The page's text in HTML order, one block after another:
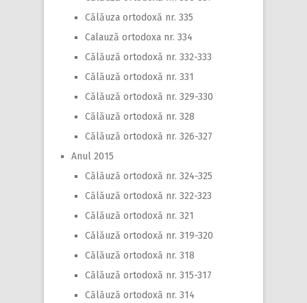
Călăuza ortodoxă nr. 335
Calauză ortodoxa nr. 334
Călăuză ortodoxă nr. 332-333
Călăuză ortodoxă nr. 331
Călăuză ortodoxă nr. 329-330
Călăuză ortodoxă nr. 328
Călăuză ortodoxă nr. 326-327
Anul 2015
Călăuză ortodoxă nr. 324-325
Călăuză ortodoxă nr. 322-323
Călăuză ortodoxă nr. 321
Călăuză ortodoxă nr. 319-320
Călăuză ortodoxă nr. 318
Călăuză ortodoxă nr. 315-317
Călăuză ortodoxă nr. 314